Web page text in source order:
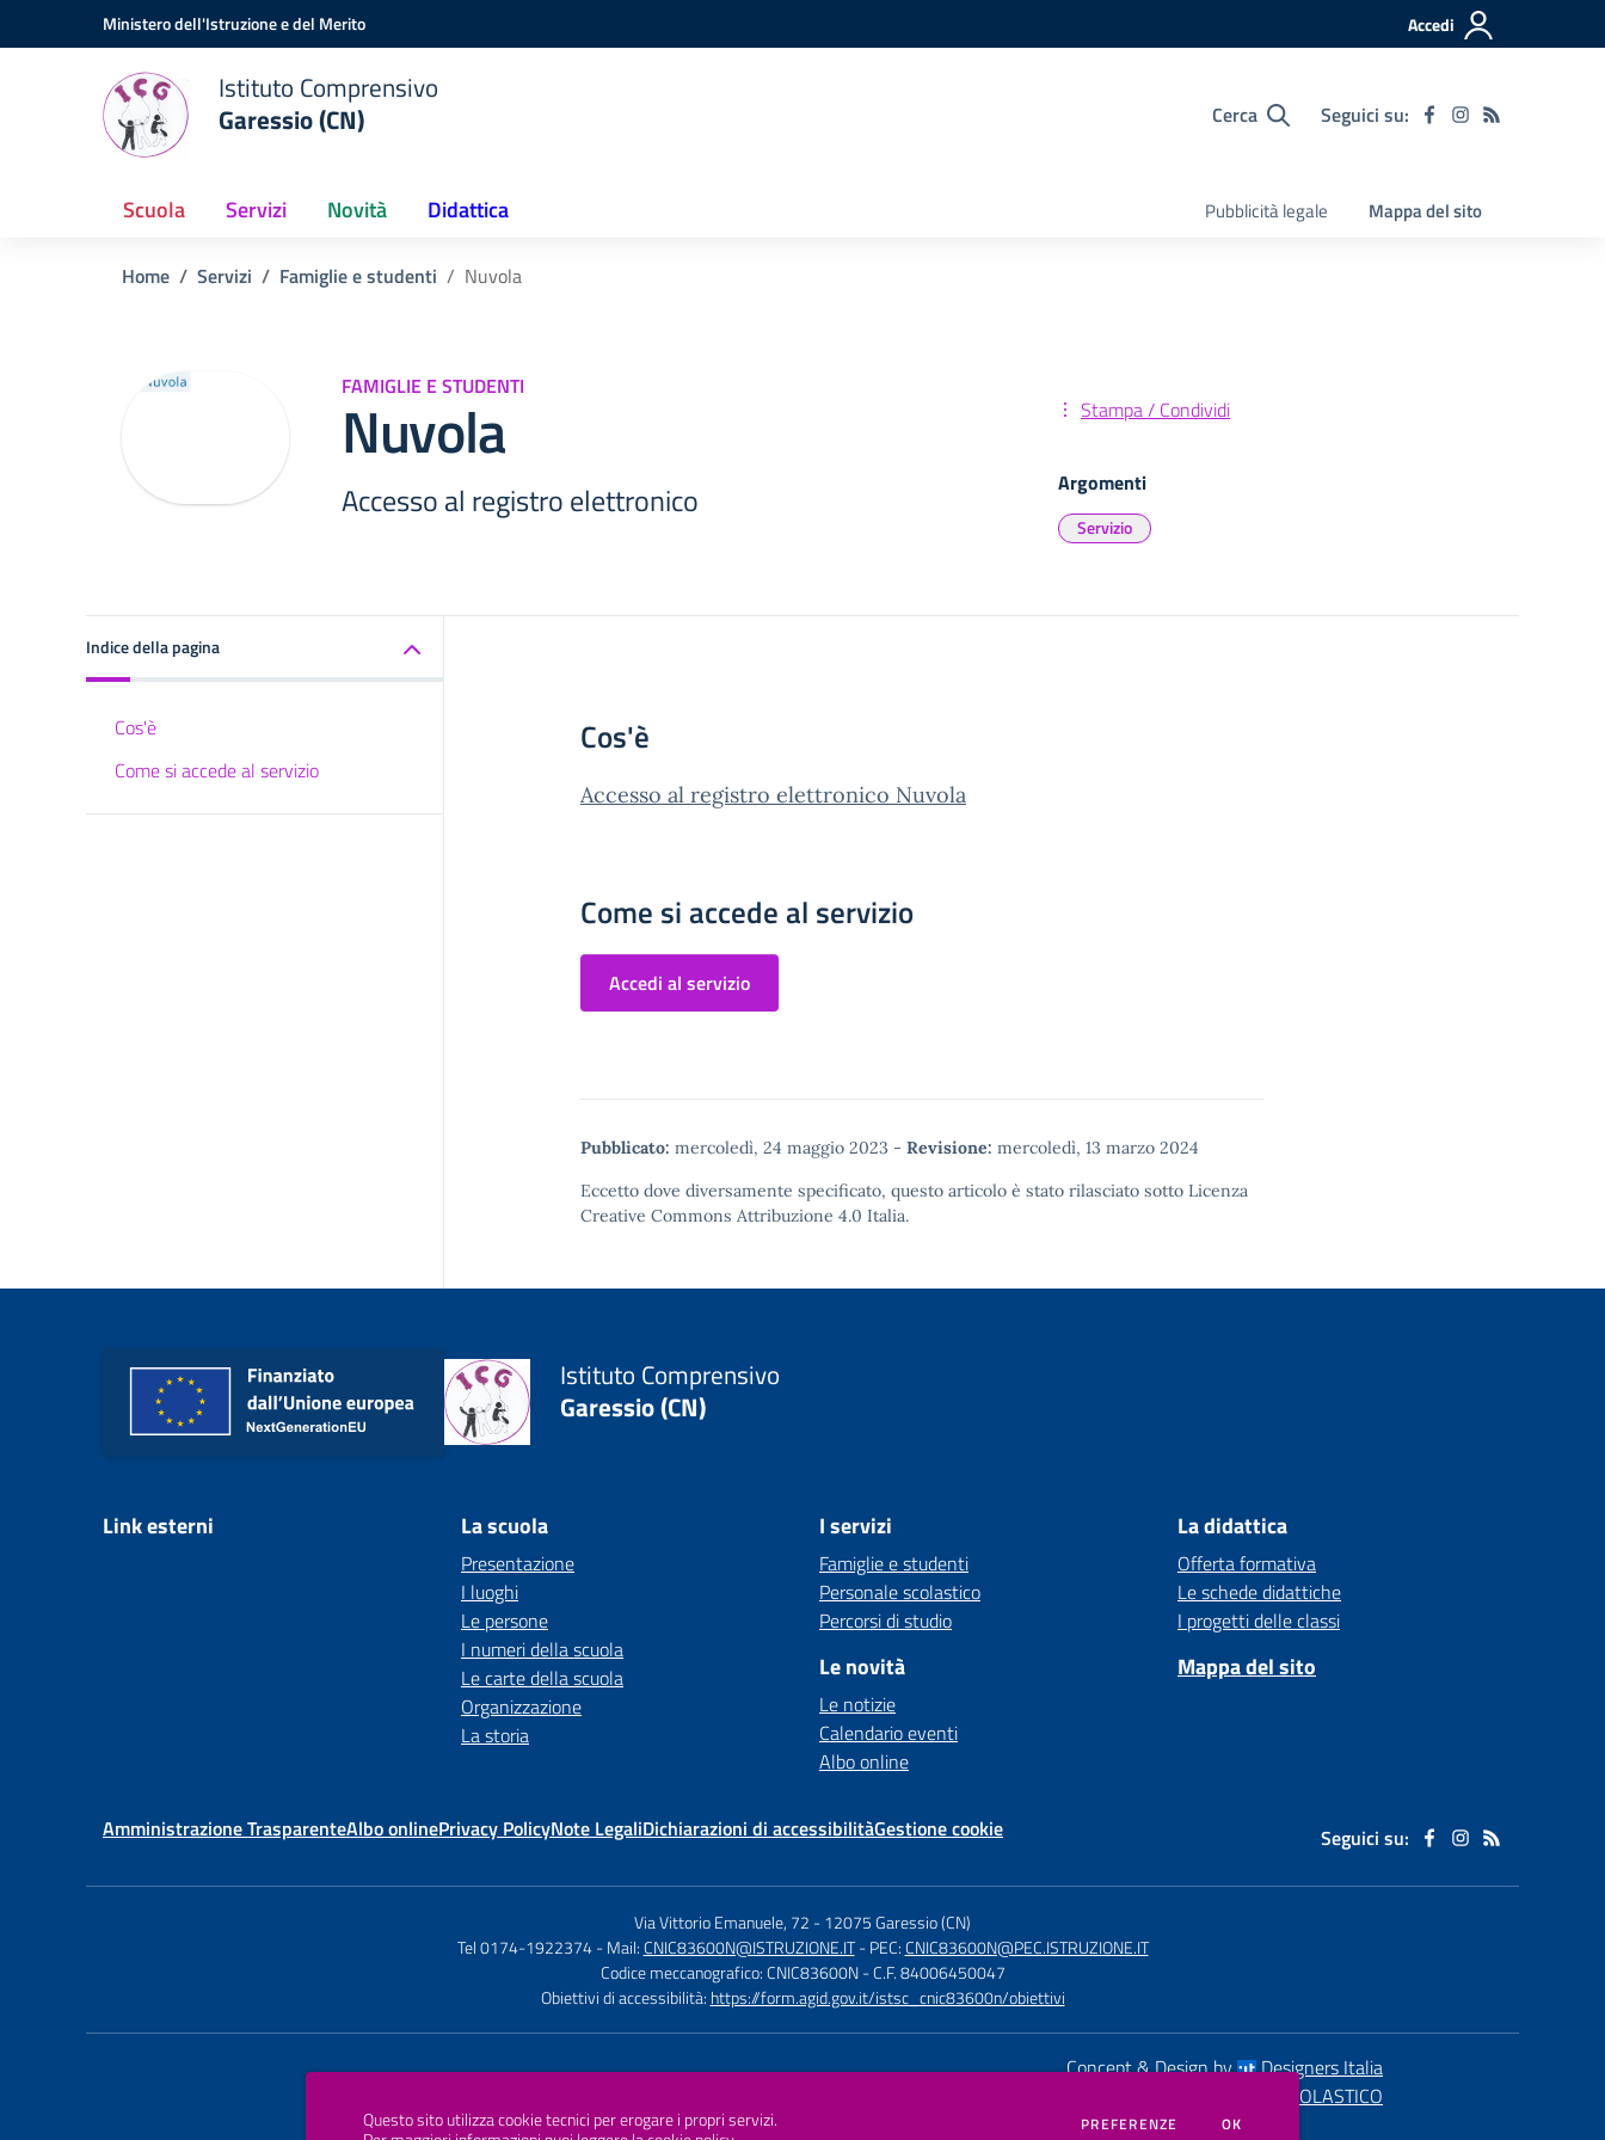
Vai ai contenuti
Vai al menu di navigazioneMinistero dell'Istruzione e del Merito Accedi
Istituto Comprensivo
Garessio (CN)
Cerca Seguici su:
Scuola Servizi Novità Didattica Pubblicità legale Mappa del sito
Home Servizi Famiglie e studenti Nuvola
FAMIGLIE E STUDENTI
Nuvola
Accesso al registro elettronico
Stampa / Condividi
Argomenti
Servizio
Indice della pagina
Cos'è
Come si accede al servizio
Cos'è
Accesso al registro elettronico Nuvola
Come si accede al servizio
Accedi al servizio
Pubblicato: mercoledì, 24 maggio 2023 - Revisione: mercoledì, 13 marzo 2024
Eccetto dove diversamente specificato, questo articolo è stato rilasciato sotto Licenza
Creative Commons Attribuzione 4.0 Italia.
Istituto Comprensivo
Garessio (CN)
Link esterni La scuola
Presentazione
I luoghi
Le persone
I numeri della scuola
Le carte della scuola
Organizzazione
La storia
I servizi
Famiglie e studenti
Personale scolastico
Percorsi di studio
Le novità
Le notizie
Calendario eventi
Albo online
La didattica
Offerta formativa
Le schede didattiche
I progetti delle classi
Mappa del sito
Amministrazione TrasparenteAlbo onlinePrivacy PolicyNote LegaliDichiarazioni di accessibilitàGestione cookie Seguici su:
Via Vittorio Emanuele, 72 -12075 Garessio (CN)
Tel 0174-1922374 - Mail:CNIC83600N@ISTRUZIONE.IT - PEC:CNIC83600N@PEC.ISTRUZIONE.IT
Codice meccanografico: CNIC83600N - C.F. 84006450047
Obiettivi di accessibilità: https://form.agid.gov.it/istsc_cnic83600n/obiettivi
Concept & Design by
Designers Italia
SCUOLASTICO
Questo sito utilizza cookie tecnici per erogare i propri servizi. PREFERENZE DEI COOKIE
OK